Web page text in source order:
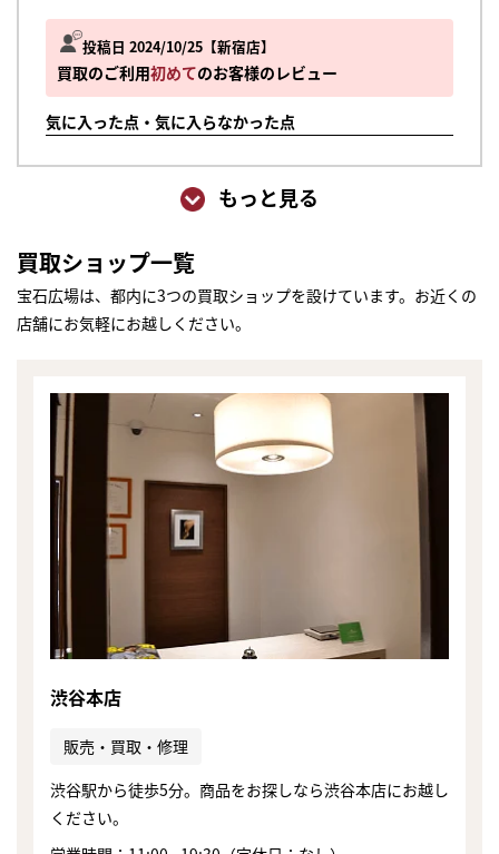
投稿日 2024/10/25 新宿店
買取のご利用初めてのお客様のレビュー
気に入った点・気に入らなかった点
もっと見る
買取ショップ一覧
宝石広場は、都内に3つの買取ショップを設けています。お近くの
店舗にお気軽にお越しください。
渋谷本店
販売・買取・修理
渋谷駅から徒歩5分。商品をお探しなら渋谷本店にお越し
ください。
まずは